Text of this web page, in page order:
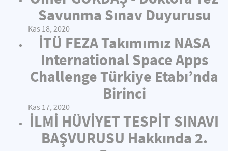
Savunma Sınav Duyurusu
Kas 18, 2020
İTÜ FEZA Takımımız NASA
International Space Apps
Challenge Türkiye Etabı’nda
Birinci
Kas 17, 2020
İLMİ HÜVİYET TESPİT SINAVI
BAŞVURUSU Hakkında 2.